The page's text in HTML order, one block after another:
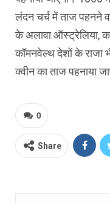
लंदन चर्च में ताज पहनने
के अलावा ऑस्ट्रेलिया,
कॉमनवेल्थ देशों के राजा
क्वीन का ताज पहनाया
0
Share